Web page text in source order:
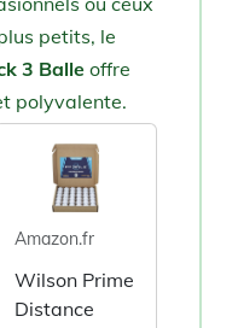
petits, le
3 Balle offre
polyvalente.
Amazon.fr
Wilson Prime
Distance